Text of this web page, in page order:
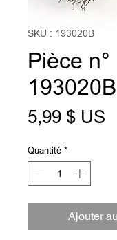
SKU : 193020B
Pièce n°
193020B
5,99 $ US
Quantité *
Ajouter